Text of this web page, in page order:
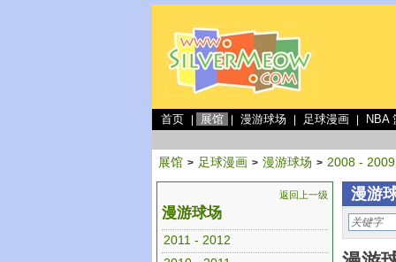
首页 展馆 漫游球场 足球漫画 NBA
展馆 > 足球漫画 > 漫游球场 > 2008 - 2009
返回上一级
漫游球场
2011 - 2012
漫游